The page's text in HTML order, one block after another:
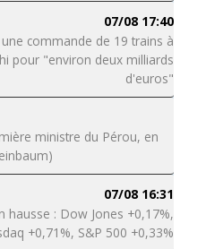
07/08 17:40
commande de 19 trains à
pour "environ deux milliards
d'euros"
ministre du Pérou, en
07/08 16:31
hausse : Dow Jones +0,17%,
+0,71%, S&P 500 +0,33%